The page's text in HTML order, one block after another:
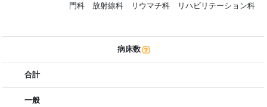
門科 放射線科 リウマチ科 リハビリテーション科
病床数
合計
一般